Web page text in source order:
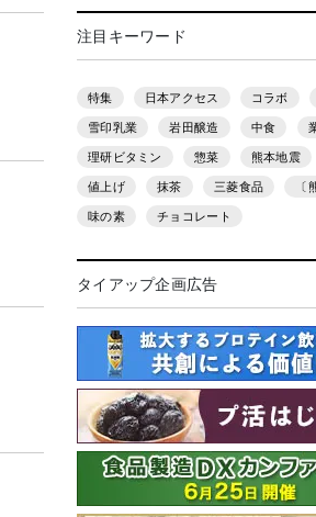
注目キーワード
特集 日本アクセス コラボ
雪印乳業 岩田醸造 中食
理研ビタミン 惣菜 熊本地震
値上げ 抹茶 三菱食品 〔
味の素 チョコレート
タイアップ企画広告